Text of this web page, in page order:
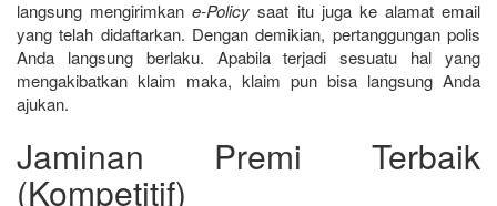
langsung mengirimkane-Policy saat itu juga ke alamat email
yang telah didaftarkan. Dengan demikian, pertanggungan polis
Anda langsung berlaku. Apabila terjadi sesuatu hal yang
mengakibatkan klaim maka, klaim pun bisa langsung Anda
ajukan.
Jaminan Premi Terbaik
(Kompetitif)